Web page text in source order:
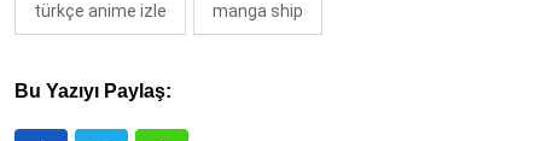
türkçe anime izle manga ship
Bu Yazıyı Paylaş: